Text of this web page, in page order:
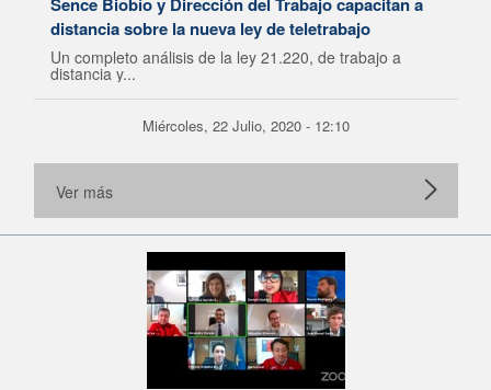
distancia sobre la nueva ley de teletrabajo
Un completo análisis de la ley 21.220, de trabajo a
distancia y...
Miércoles, 22 Julio, 2020 - 12:10
Ver más